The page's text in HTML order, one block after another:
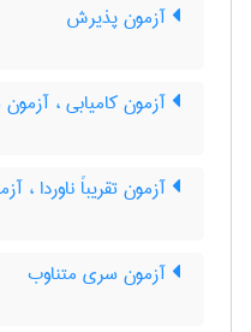
آزمون پذیرش
آزمون کامیابی ،
آزمون تقریباً ناوردا ،
آزمون سری متناوب